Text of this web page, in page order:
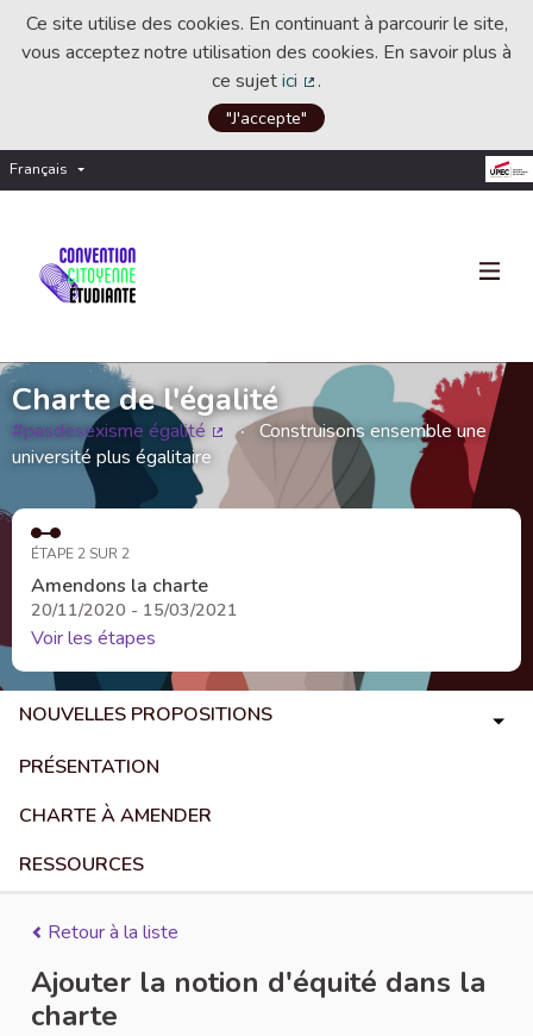
Ce site utilise des cookies. En continuant à parcourir le site,
vous acceptez notre utilisation des cookies. En savoir plus à
ce sujetici
(Lien externe)
.
"J'accepte"
Français Choisir la langue
Charte de l'égalité
#pasdesexisme égalité
(Lien externe)
Construisons ensemble une
université plus égalitaire
ÉTAPE 2 SUR 2
Amendons la charte
20/11/2020 - 15/03/2021
Voir les étapes
NOUVELLES PROPOSITIONS
PRÉSENTATION
CHARTE À AMENDER
RESSOURCES
Retour à la liste
Ajouter la notion d'équité dans la
charte